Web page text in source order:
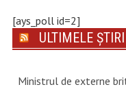
[ays_poll id=2]
ULTIMELE ȘTIRI
Ministrul de externe